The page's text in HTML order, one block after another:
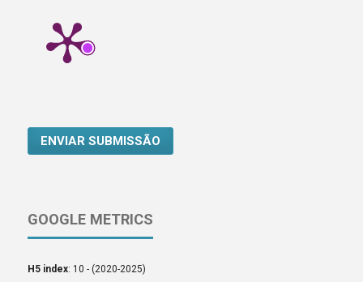
ENVIAR SUBMISSÃO
GOOGLE METRICS
H5 index: 10 - (2020-2025)